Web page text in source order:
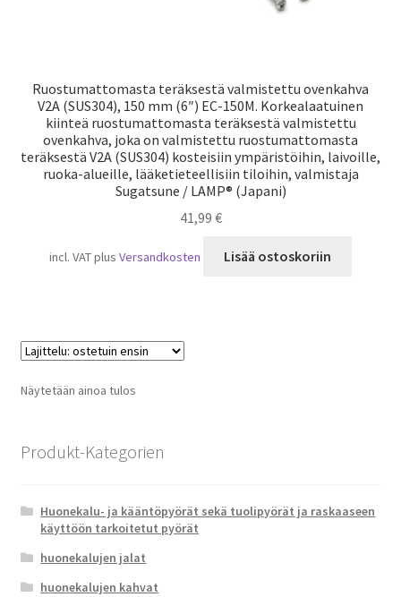
Ruostumattomasta teräksestä valmistettu ovenkahva
V2A (SUS304), 150 mm (6″) EC-150M. Korkealaatuinen
kiinteä ruostumattomasta teräksestä valmistettu
ovenkahva, joka on valmistettu ruostumattomasta
teräksestä V2A (SUS304) kosteisiin ympäristöihin, laivoille,
ruoka-alueille, lääketieteellisiin tiloihin, valmistaja
Sugatsune / LAMP® (Japani)
41,99 €
incl. VATplusVersandkosten Lisää ostoskoriin
Näytetään ainoa tulos
Produkt-Kategorien
Huonekalu- ja kääntöpyörät sekä tuolipyörät ja raskaaseen
käyttöön tarkoitetut pyörät
huonekalujen jalat
huonekalujen kahvat